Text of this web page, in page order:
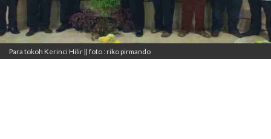
Para tokoh Kerinci Hilir || foto : riko pirmando